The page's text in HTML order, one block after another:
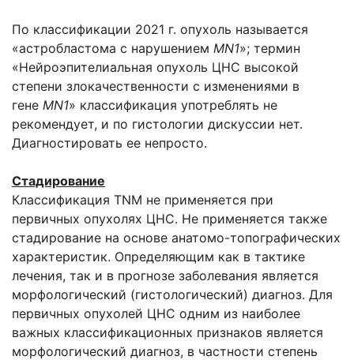
По классификации 2021 г. опухоль называется
«астробластома с нарушением MN1»; термин
«Нейроэпителиальная опухоль ЦНС высокой
степени злокачественности с изменениями в
гене MN1» классификация употреблять не
рекомендует, и по гистологии дискуссии нет.
Диагностировать ее непросто.
Стадирование
Классификация TNM не применяется при
первичных опухолях ЦНС. Не применяется также
стадирование на основе анатомо-топографических
характеристик. Определяющим как в тактике
лечения, так и в прогнозе заболевания является
морфологический (гистологический) диагноз. Для
первичных опухолей ЦНС одним из наиболее
важных классификационных признаков является
морфологический диагноз, в частности степень